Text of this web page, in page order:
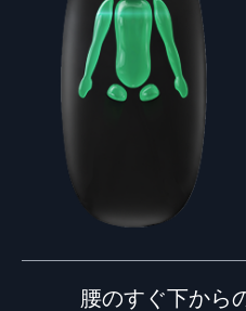
腰のすぐ下から